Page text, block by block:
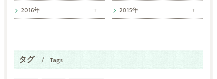
2016年
2015年
タグ Tags